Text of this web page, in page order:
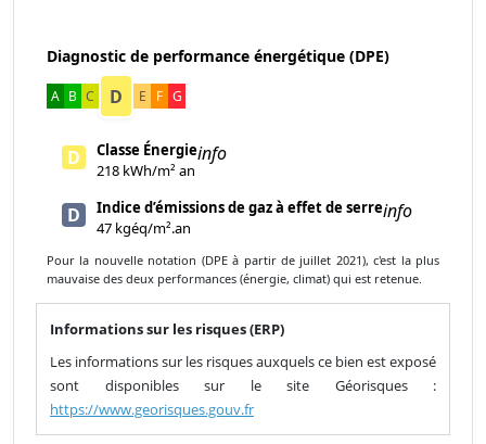
Diagnostic de performance énergétique (DPE)
A B C D E F G
D
Classe Énergie
218 kWh/m² an
info
D
Indice d’émissions de gaz à effet de serre
47 kgéq/m².an
info
Pour la nouvelle notation (DPE à partir de juillet 2021), c'est la plus
mauvaise des deux performances (énergie, climat) qui est retenue.
Informations sur les risques (ERP)
Les informations sur les risques auxquels ce bien est exposé
sont disponibles sur le site Géorisques :
https://www.georisques.gouv.fr